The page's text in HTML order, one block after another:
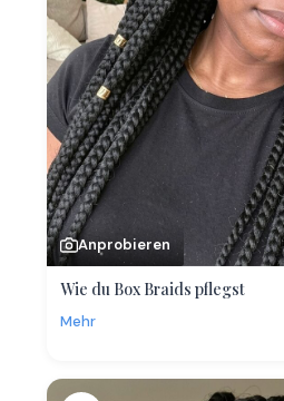
Anprobieren
Wie du Box Braids pflegst
Mehr